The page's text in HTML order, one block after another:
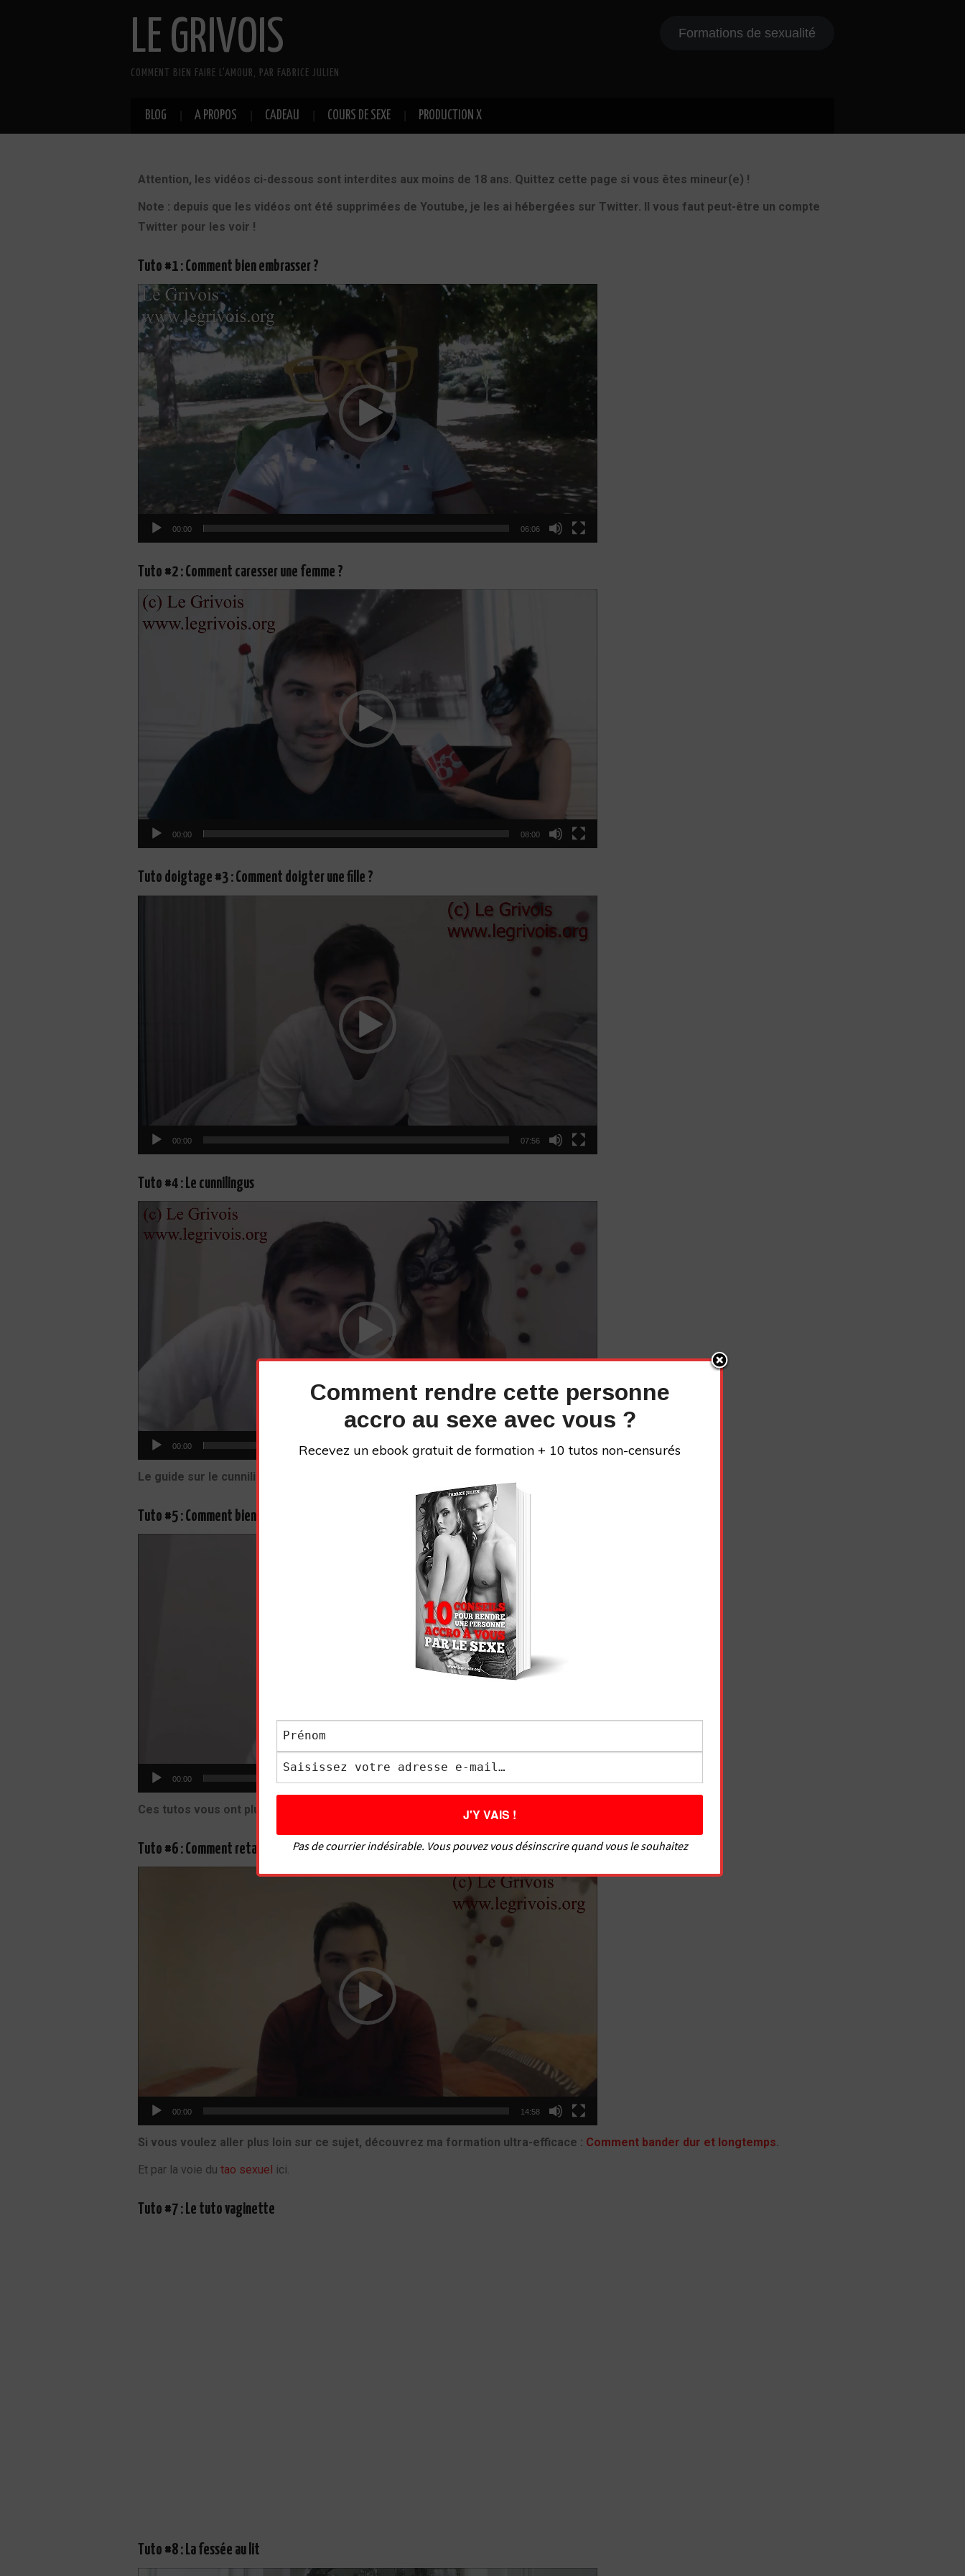
LE GRIVOIS
COMMENT BIEN FAIRE L'AMOUR, PAR FABRICE JULIEN
Formations de sexualité
BLOG A PROPOS CADEAU COURS DE SEXE PRODUCTION X
Attention, les vidéos ci-dessous sont interdites aux moins de 18 ans. Quittez cette page si vous êtes mineur(e) !
Note : depuis que les vidéos ont été supprimées de Youtube, je les ai hébergées sur Twitter. Il vous faut peut-être un compte
Twitter pour les voir !
Tuto #1 : Comment bien embrasser ?
Lecteur
vidéo
00:00 06:06
Tuto #2 : Comment caresser une femme ?
Lecteur
vidéo
00:00 08:00
Tuto doigtage #3 : Comment doigter une fille ?
00:00 07:56
Tuto #4 : Le cunnilingus
Lecteur
vidéo
00:00
Le guide sur le cunnilingus spécifiquement est ici :
Tuto #5 : Comment bien faire l’amour
00:00
Ces tutos vous ont plu ? Vous allez adorer mon best-seller Le guide du bon coup
Tuto #6 : Comment retarder l’éjaculation précoce ?
00:00 14:58
Si vous voulez aller plus loin sur ce sujet, découvrez ma formation ultra-efficace : Comment bander dur et longtemps.
Et par la voie du tao sexuel ici.
Tuto #7 : Le tuto vaginette
Tuto #8 : La fessée au lit
Comment rendre cette personne
accro au sexe avec vous ?
Recevez un ebook gratuit de formation + 10 tutos non-censurés
Pas de courrier indésirable. Vous pouvez vous désinscrire quand vous le souhaitez